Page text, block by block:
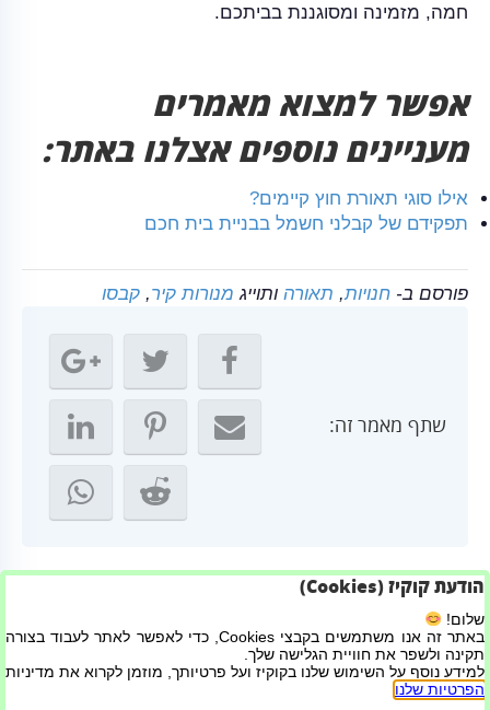
חמה, מזמינה ומסוגננת בביתכם.
אפשר למצוא מאמרים
מעניינים נוספים אצלנו באתר:
אילו סוגי תאורת חוץ קיימים?
תפקידם של קבלני חשמל בבניית בית חכם
פורסם ב- חנויות, תאורה ותוייג מנורות קיר, קבסו
שתף מאמר זה:
בניית בתים בטכנולוגיית בניה קלה →
הודעת קוקיז (Cookies)
שלום!
באתר זה אנו משתמשים בקבצי Cookies, כדי לאפשר לאתר לעבוד בצורה
תקינה ולשפר את חוויית הגלישה שלך.
למידע נוסף על השימוש שלנו בקוקיז ועל פרטיותך, מוזמן לקרוא את מדיניות
הפרטיות שלנו